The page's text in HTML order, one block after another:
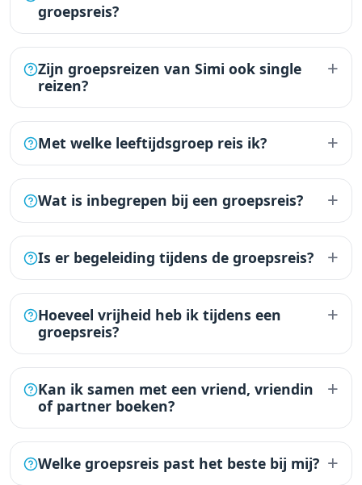
groepsreis?
Zijn groepsreizen van Simi ook single
reizen?
+
Met welke leeftijdsgroep reis ik? +
Wat is inbegrepen bij een groepsreis? +
Is er begeleiding tijdens de groepsreis? +
Hoeveel vrijheid heb ik tijdens een
groepsreis?
+
Kan ik samen met een vriend, vriendin
of partner boeken?
+
Welke groepsreis past het beste bij mij? +